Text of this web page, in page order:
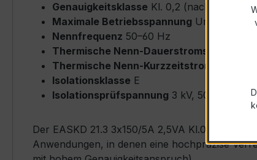
Genauigkeitsklasse Kl. 0,2 (nach IEC/EN
Maximale Betriebsspannung Um ≤ 0,72
Nennfrequenz 50–60 Hz
Thermische Nenn-Dauerstromstärke
Thermische Nenn-Kurzzeitstromstärke
Isolationsklasse E
Isolationsprüfspannung 3 kV, 50 Hz, 1 min
Der EASKD 21.3 3x150/5A 2,5VA Kl.0,2
Anwendungen, in denen eine hochpräzise